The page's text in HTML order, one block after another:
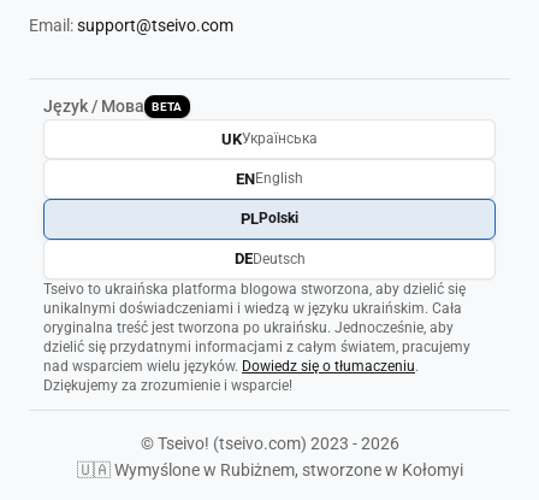
Email:support@tseivo.com
Język / Мова BETA
Tseivo to ukraińska platforma blogowa stworzona, aby dzielić się
unikalnymi doświadczeniami i wiedzą w języku ukraińskim. Cała
oryginalna treść jest tworzona po ukraińsku. Jednocześnie, aby
dzielić się przydatnymi informacjami z całym światem, pracujemy
nad wsparciem wielu języków. Dowiedz się o tłumaczeniu.
Dziękujemy za zrozumienie i wsparcie!
UKУкраїнська
ENEnglish
PLPolski
DEDeutsch
© Tseivo! (tseivo.com) 2023 - 2026
🇺🇦 Wymyślone w Rubiżnem, stworzone w Kołomyi